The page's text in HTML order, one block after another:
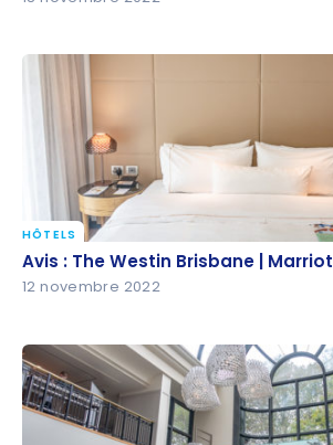
Avis : The Westin Brisbane |
HÔTELS
Avis : The Westin Brisbane |
12 novembre 2022